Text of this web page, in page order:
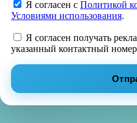
Я согласен с Политикой
Условиями использования.
Я согласен получать
указанный контактный